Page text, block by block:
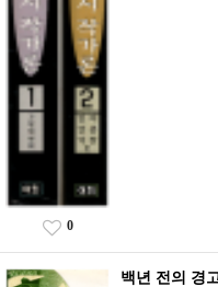
0
백년 전의 경